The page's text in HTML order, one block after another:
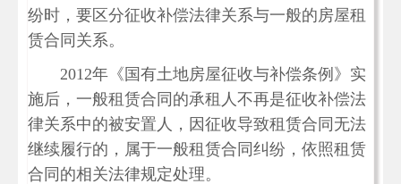
纷时，要区分征收补偿法律关系与一般的房屋租
赁合同关系。
2012年《国有土地房屋征收与补偿条例》实
施后，一般租赁合同的承租人不再是征收补偿法
律关系中的被安置人，因征收导致租赁合同无法
继续履行的，属于一般租赁合同纠纷，依照租赁
合同的相关法律规定处理。